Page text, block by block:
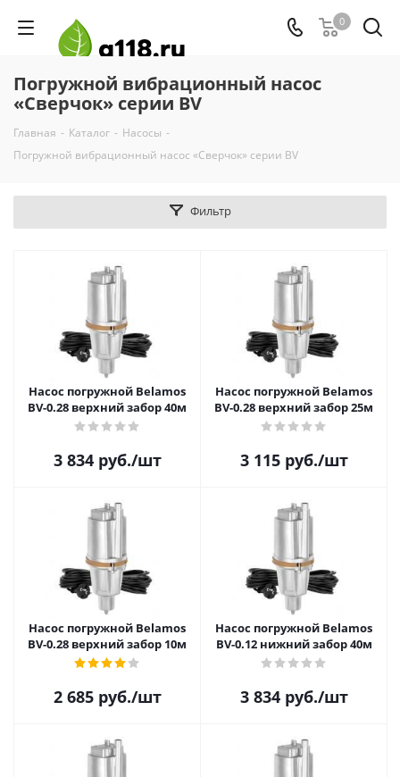
0
Погружной вибрационный насос
«Сверчок» серии BV
Главная - Каталог - Насосы -
Погружной вибрационный насос «Сверчок» серии BV
Фильтр
Насос погружной Belamos
BV-0.28 верхний забор 40м
3 834руб./шт
Насос погружной Belamos
BV-0.28 верхний забор 25м
3 115руб./шт
Насос погружной Belamos
BV-0.28 верхний забор 10м
2 685руб./шт
Насос погружной Belamos
BV-0.12 нижний забор 40м
3 834руб./шт